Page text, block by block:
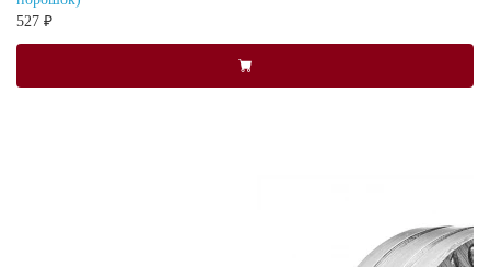
527 ₽